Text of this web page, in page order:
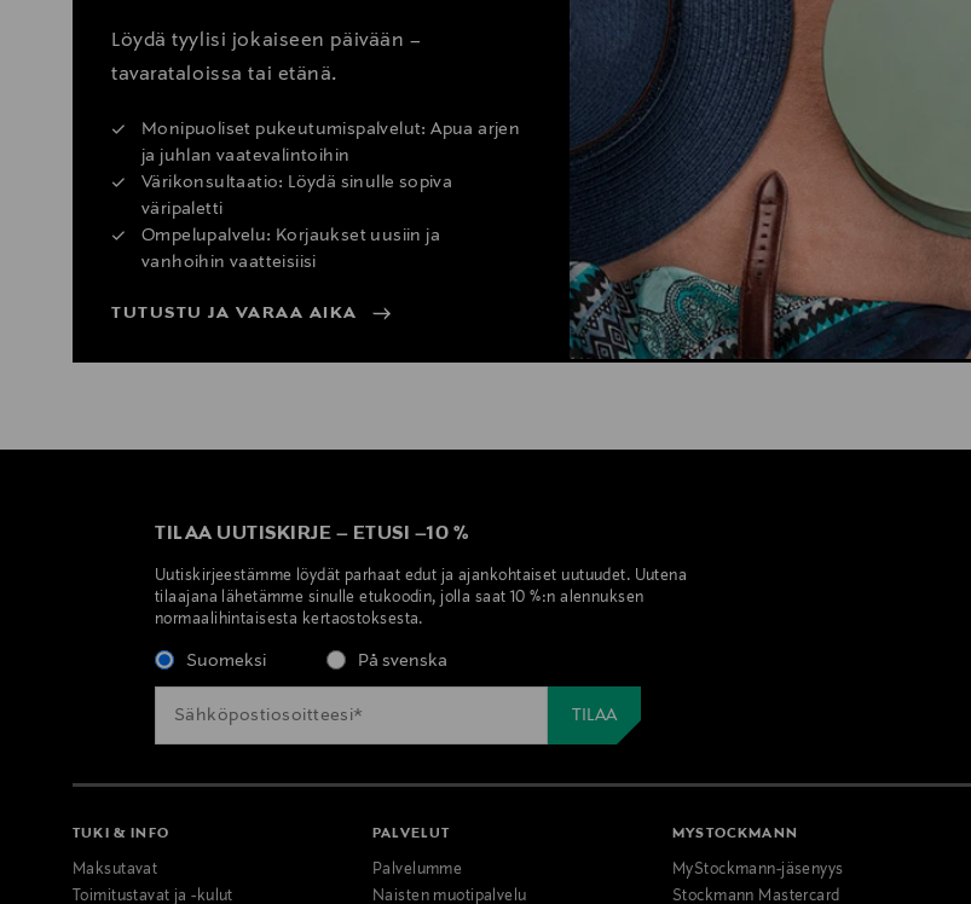
Löydä tyylisi jokaiseen päivään –
tavarataloissa tai etänä.
Monipuoliset pukeutumispalvelut: Apua arjen
ja juhlan vaatevalintoihin
Värikonsultaatio: Löydä sinulle sopiva
väripaletti
Ompelupalvelu: Korjaukset uusiin ja
vanhoihin vaatteisiisi
TUTUSTU JA VARAA AIKA
TILAA UUTISKIRJE – ETUSI –10 %
Uutiskirjeestämme löydät parhaat edut ja ajankohtaiset uutuudet. Uutena
tilaajana lähetämme sinulle etukoodin, jolla saat 10 %:n alennuksen
normaalihintaisesta kertaostoksesta.
Suomeksi På svenska
TUKI & INFO
Maksutavat
Toimitustavat ja -kulut
PALVELUT
Palvelumme
Naisten muotipalvelu
MYSTOCKMANN
MyStockmann-jäsenyys
Stockmann Mastercard